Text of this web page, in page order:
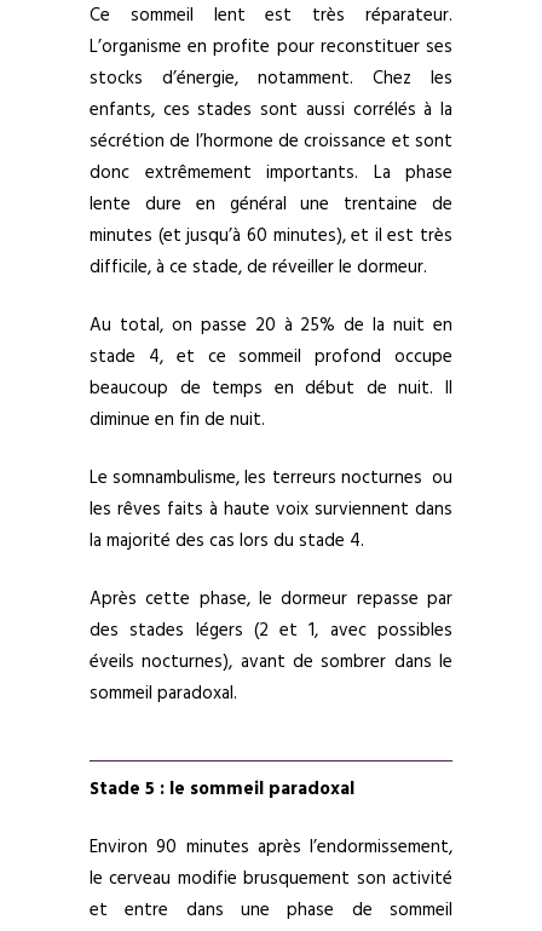
Ce sommeil lent est très réparateur.
L’organisme en profite pour reconstituer ses
stocks d’énergie, notamment. Chez les
enfants, ces stades sont aussi corrélés à la
sécrétion de l’hormone de croissance et sont
donc extrêmement importants. La phase
lente dure en général une trentaine de
minutes (et jusqu’à 60 minutes), et il est très
difficile, à ce stade, de réveiller le dormeur.
Au total, on passe 20 à 25% de la nuit en
stade 4, et ce sommeil profond occupe
beaucoup de temps en début de nuit. Il
diminue en fin de nuit.
Le somnambulisme, les terreurs nocturnes ou
les rêves faits à haute voix surviennent dans
la majorité des cas lors du stade 4.
Après cette phase, le dormeur repasse par
des stades légers (2 et 1, avec possibles
éveils nocturnes), avant de sombrer dans le
sommeil paradoxal.
Stade 5 : le sommeil paradoxal
Environ 90 minutes après l’endormissement,
le cerveau modifie brusquement son activité
et entre dans une phase de sommeil